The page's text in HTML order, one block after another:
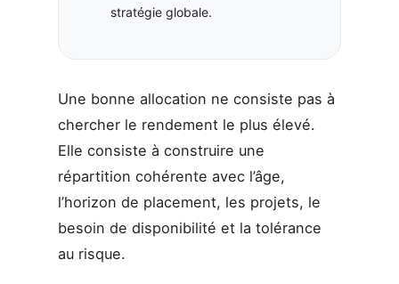
stratégie globale.
Une bonne allocation ne consiste pas à
chercher le rendement le plus élevé.
Elle consiste à construire une
répartition cohérente avec l’âge,
l’horizon de placement, les projets, le
besoin de disponibilité et la tolérance
au risque.